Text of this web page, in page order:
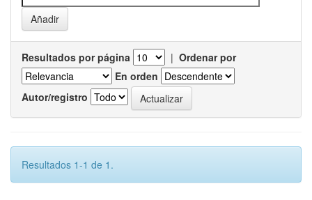
Resultados por página | Ordenar por
En orden
Autor/registro
Resultados 1-1 de 1.